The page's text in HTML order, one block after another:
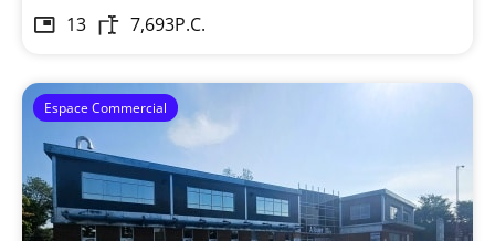
13
7,693P.C.
Espace Commercial